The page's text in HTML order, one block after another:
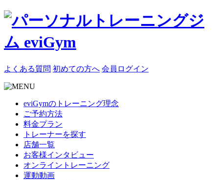
よくある質問 初めての方へ 会員ログイン
eviGymのトレーニング理念
ご予約方法
料金プラン
トレーナーを探す
店舗一覧
お客様インタビュー
オンライントレーニング
運動動画